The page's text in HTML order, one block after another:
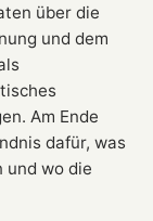
über die
und dem
Am Ende
dafür, was
und wo die